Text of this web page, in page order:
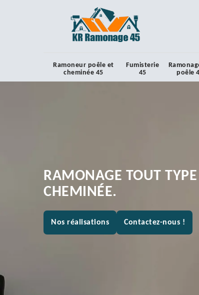
Ramoneur poêle et
cheminée 45
Fumisterie
45
poêle
RAMONAGE TOUT
CHEMINÉE.
Nos réalisations Contactez-nous !